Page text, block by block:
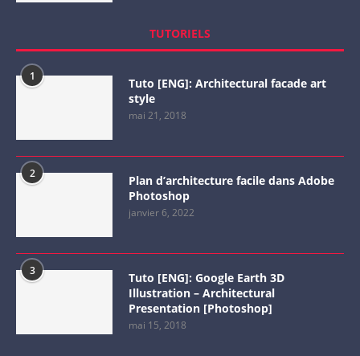
TUTORIELS
1
Tuto [ENG]: Architectural facade art
style
mai 21, 2018
2
Plan d’architecture facile dans Adobe
Photoshop
janvier 6, 2022
3
Tuto [ENG]: Google Earth 3D
Illustration – Architectural
Presentation [Photoshop]
mai 15, 2018